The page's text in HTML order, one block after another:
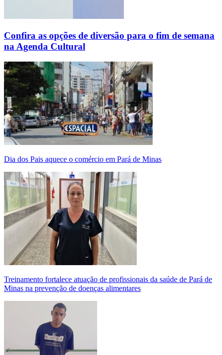
Confira as opções de diversão para o fim de semana
na Agenda Cultural
Dia dos Pais aquece o comércio em Pará de Minas
Treinamento fortalece atuação de profissionais da saúde de Pará de
Minas na prevenção de doenças alimentares